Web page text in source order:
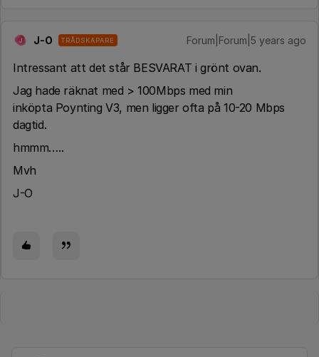
J J-O TRÅDSKAPARE Forum|Forum|5 years ago
Intressant att det står BESVARAT i grönt ovan.
Jag hade räknat med > 100Mbps med min
inköpta Poynting V3, men ligger ofta på 10-20 Mbps
dagtid.
hmmm…..
Mvh
J-O